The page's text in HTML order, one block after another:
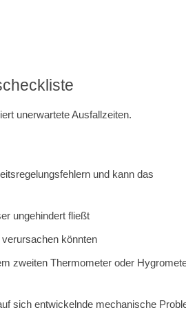
unerwartete Ausfallzeiten.
und kann das
ungehindert fließt
könnten
zweiten Thermometer oder
sich entwickelnde mechanische